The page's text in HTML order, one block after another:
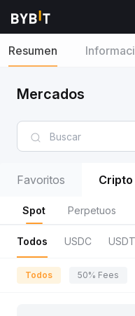
Resumen
Mercados
Favoritos Cripto
Spot Perpetuos
Todos USDC USDT
Todos 50% Fees